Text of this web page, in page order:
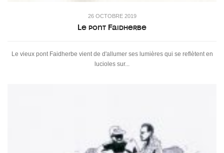
26 OCTOBRE 2019
Le pont Faidherbe
Le vieux pont Faidherbe vient de d'allumer ses lumières qui se reflètent en
lucioles sur...